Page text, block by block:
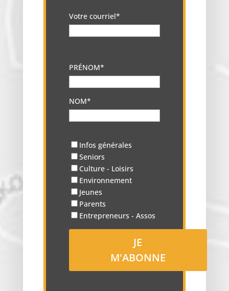
Votre courriel*
PRÉNOM*
NOM*
Infos générales
Seniors
Culture - Loisirs
Environnement
Jeunes
Parents
Entrepreneurs - Assos